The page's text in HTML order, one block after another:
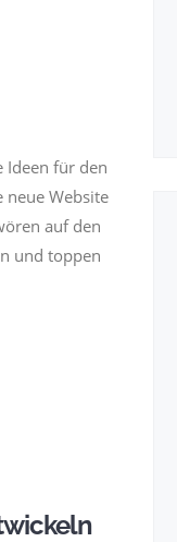
Ideen für den
neue Website
auf den
und toppen